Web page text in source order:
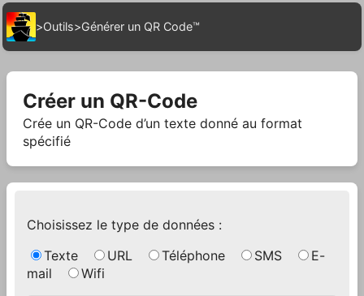
>Outils>Générer un QR Code™
Créer un QR-Code
Crée un QR-Code d’un texte donné au format
spécifié
Choisissez le type de données :
Texte
URL Téléphone SMS
E-
mail
Wifi